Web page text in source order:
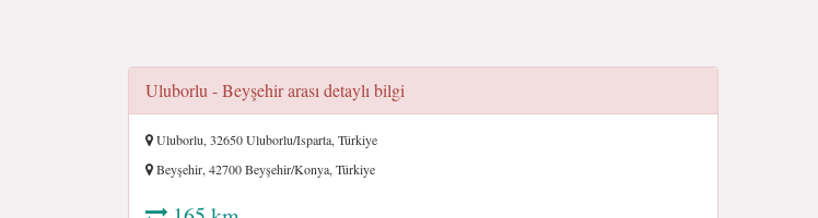
Uluborlu - Beyşehir arası detaylı bilgi
Uluborlu, 32650 Uluborlu/Isparta, Türkiye
Beyşehir, 42700 Beyşehir/Konya, Türkiye